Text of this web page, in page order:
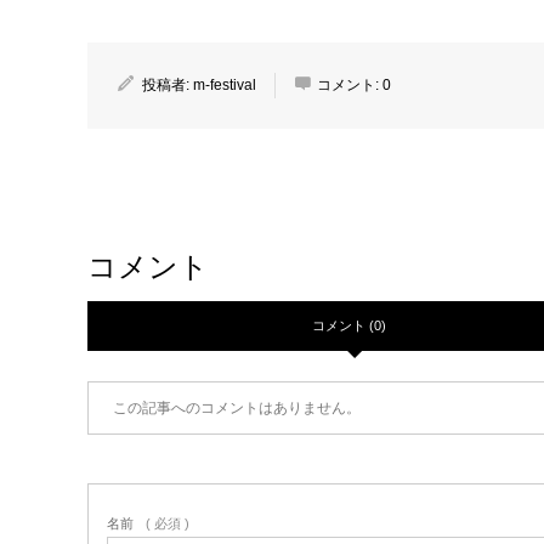
投稿者: m-festival コメント: 0
コメント
コメント (0)
この記事へのコメントはありません。
名前 ( 必須 )